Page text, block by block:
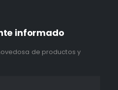
informado
de productos y